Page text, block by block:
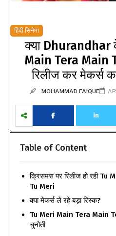
हिंदी सिनेमा
क्या Dhurandhar
Main Tera Main
रिलीज कर मेकर्स
MOHAMMAD FAIQUE
Table of Content
क्रिसमस पर रिलीज हो रही
Tu Meri
क्या मेकर्स ले रहे बड़ा रिस्क?
Tu Meri Main Tera Main
चुनौती